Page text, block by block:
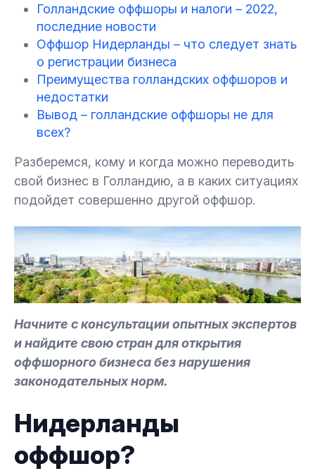
Голландские оффшоры и налоги – 2022,
последние новости
Оффшор Нидерланды – что следует знать
о регистрации бизнеса
Преимущества голландских оффшоров и
недостатки
Вывод – голландские оффшоры не для
всех?
Разберемся, кому и когда можно переводить
свой бизнес в Голландию, а в каких ситуациях
подойдет совершенно другой оффшор.
Начните с консультации опытных экспертов
и найдите свою стран для открытия
оффшорного бизнеса без нарушения
законодательных норм.
Нидерланды
оффшор?